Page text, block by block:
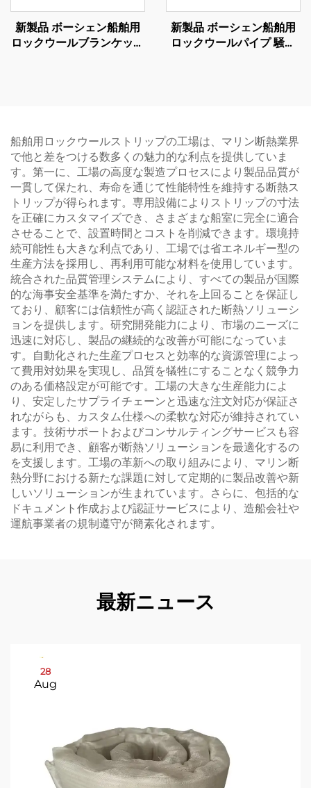
新製品 ボーシェン船舶用
ロックウールブランケット
新製品 ボーシェン船舶用
ロックウールパイプ 騒音
船舶用ロックウールストリップの工場は、マリン断熱業界
で他と差をつける数多くの魅力的な利点を提供していま
す。第一に、工場の高度な製造プロセスにより製品品質が
一貫して保たれ、寿命を通じて性能特性を維持する断熱ス
トリップが得られます。専用設備によりストリップの寸法
を正確にカスタマイズでき、さまざまな船室に完全に適合
させることで、設置時間とコストを削減できます。環境持
続可能性も大きな利点であり、工場では省エネルギー型の
生産方法を採用し、再利用可能な材料を使用しています。
統合された品質管理システムにより、すべての製品が国際
的な海事安全基準を満たすか、それを上回ることを保証し
ており、顧客には信頼性が高く認証された断熱ソリューシ
ョンを提供します。研究開発能力により、市場のニーズに
迅速に対応し、製品の継続的な改善が可能になっていま
す。自動化された生産プロセスと効率的な資源管理によっ
て費用対効果を実現し、品質を犠牲にすることなく競争力
のある価格設定が可能です。工場の大きな生産能力によ
り、安定したサプライチェーンと迅速な注文対応が保証さ
れながらも、カスタム仕様への柔軟な対応が維持されてい
ます。技術サポートおよびコンサルティングサービスも容
易に利用でき、顧客が断熱ソリューションを最適化するの
を支援します。工場の革新への取り組みにより、マリン断
熱分野における新たな課題に対して定期的に製品改善や新
しいソリューションが生まれています。さらに、包括的な
ドキュメント作成および認証サービスにより、造船会社や
運航事業者の規制遵守が簡素化されます。
最新ニュース
28
Aug